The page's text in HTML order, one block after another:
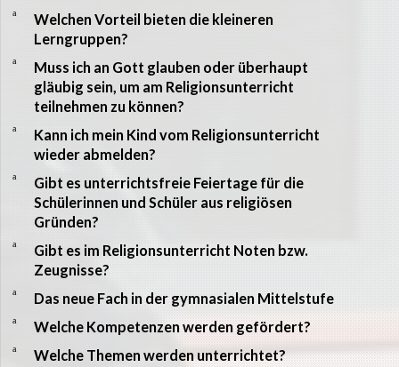
a
Welchen Vorteil bieten die kleineren
Lerngruppen?
a
Muss ich an Gott glauben oder überhaupt
gläubig sein, um am Religionsunterricht
teilnehmen zu können?
a
Kann ich mein Kind vom Religionsunterricht
wieder abmelden?
a
Gibt es unterrichtsfreie Feiertage für die
Schülerinnen und Schüler aus religiösen
Gründen?
a
Gibt es im Religionsunterricht Noten bzw.
Zeugnisse?
a Das neue Fach in der gymnasialen Mittelstufe
a Welche Kompetenzen werden gefördert?
a Welche Themen werden unterrichtet?